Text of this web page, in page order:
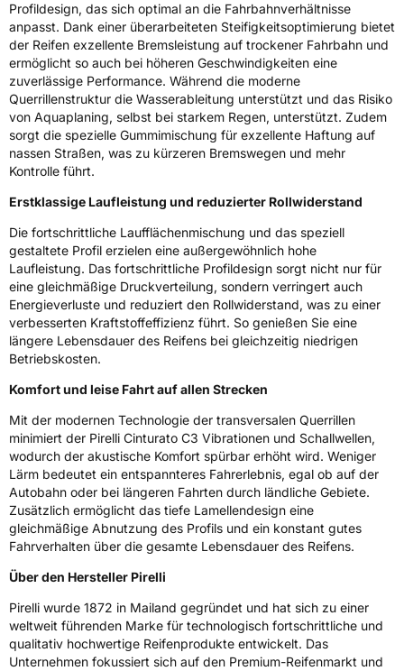
3PMSF / Schneeflockensymbol / Alpine-SymbolNein
EPREL ID2196623
Allgemeine Produktsicherheit (GPSR)
HerstellerkontaktPIRELLI TYRE SPA, Viale Piero e Alberto
consumer.support@pirelli.com
Profildesign, das sich optimal an die Fahrbahnverhältnisse
anpasst. Dank einer überarbeiteten Steifigkeitsoptimierung bietet
der Reifen exzellente Bremsleistung auf trockener Fahrbahn und
ermöglicht so auch bei höheren Geschwindigkeiten eine
zuverlässige Performance. Während die moderne
Querrillenstruktur die Wasserableitung unterstützt und das Risiko
von Aquaplaning, selbst bei starkem Regen, unterstützt. Zudem
sorgt die spezielle Gummimischung für exzellente Haftung auf
nassen Straßen, was zu kürzeren Bremswegen und mehr
Kontrolle führt.
Erstklassige Laufleistung und reduzierter Rollwiderstand
Die fortschrittliche Laufflächenmischung und das speziell
gestaltete Profil erzielen eine außergewöhnlich hohe
Laufleistung. Das fortschrittliche Profildesign sorgt nicht nur für
eine gleichmäßige Druckverteilung, sondern verringert auch
Energieverluste und reduziert den Rollwiderstand, was zu einer
verbesserten Kraftstoffeffizienz führt. So genießen Sie eine
längere Lebensdauer des Reifens bei gleichzeitig niedrigen
Betriebskosten.
Komfort und leise Fahrt auf allen Strecken
Mit der modernen Technologie der transversalen Querrillen
minimiert der Pirelli Cinturato C3 Vibrationen und Schallwellen,
wodurch der akustische Komfort spürbar erhöht wird. Weniger
Lärm bedeutet ein entspannteres Fahrerlebnis, egal ob auf der
Autobahn oder bei längeren Fahrten durch ländliche Gebiete.
Zusätzlich ermöglicht das tiefe Lamellendesign eine
gleichmäßige Abnutzung des Profils und ein konstant gutes
Fahrverhalten über die gesamte Lebensdauer des Reifens.
Über den Hersteller Pirelli
Pirelli wurde 1872 in Mailand gegründet und hat sich zu einer
weltweit führenden Marke für technologisch fortschrittliche und
qualitativ hochwertige Reifenprodukte entwickelt. Das
Unternehmen fokussiert sich auf den Premium-Reifenmarkt und